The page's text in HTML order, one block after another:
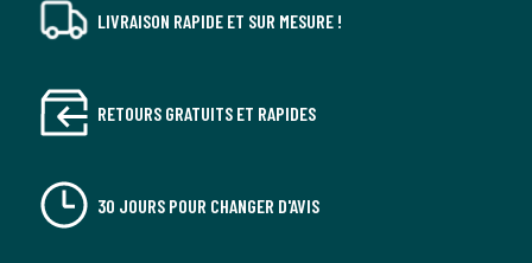
LIVRAISON RAPIDE ET SUR MESURE !
RETOURS GRATUITS ET RAPIDES
30 JOURS POUR CHANGER D'AVIS